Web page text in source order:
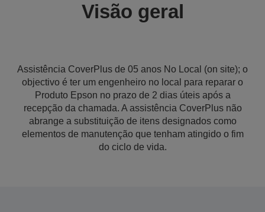
Visão geral
Assistência CoverPlus de 05 anos No Local (on site); o
objectivo é ter um engenheiro no local para reparar o
Produto Epson no prazo de 2 dias úteis após a
recepção da chamada. A assistência CoverPlus não
abrange a substituição de itens designados como
elementos de manutenção que tenham atingido o fim
do ciclo de vida.